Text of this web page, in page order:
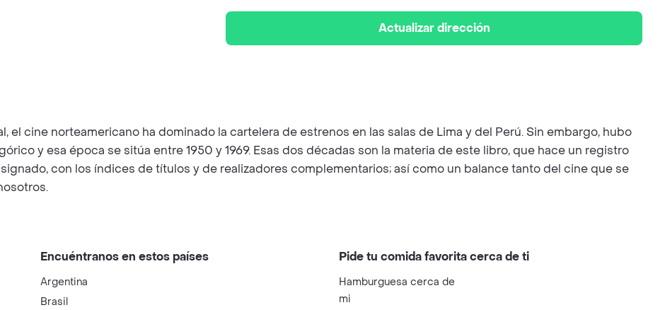
Actualizar dirección
el cine norteamericano ha dominado la cartelera de estrenos en las salas de Lima y del Perú. Sin embargo, hubo
y esa época se sitúa entre 1950 y 1969. Esas dos décadas son la materia de este libro, que hace un registro
con los índices de títulos y de realizadores complementarios; así como un balance tanto del cine que se
Encuéntranos en estos países
Argentina
Brasil
Pide tu comida favorita cerca de ti
Hamburguesa cerca de
mi